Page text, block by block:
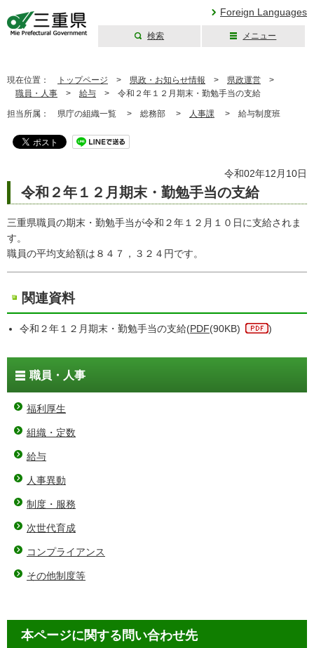
Foreign Languages
検索 メニュー
現在位置： トップページ > 県政・お知らせ情報 > 県政運営 >
職員・人事 > 給与 > 令和２年１２月期末・勤勉手当の支給
担当所属： 県庁の組織一覧 > 総務部 > 人事課 > 給与制度班
令和02年12月10日
令和２年１２月期末・勤勉手当の支給
三重県職員の期末・勤勉手当が令和２年１２月１０日に支給されま
す。
職員の平均支給額は８４７，３２４円です。
関連資料
令和２年１２月期末・勤勉手当の支給(PDF(90KB) )
職員・人事
福利厚生
組織・定数
給与
人事異動
制度・服務
次世代育成
コンプライアンス
その他制度等
本ページに関する問い合わせ先